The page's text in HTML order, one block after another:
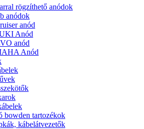
rögzíthető anódok
anódok
anód
Anód
anód
Anód
bowden tartozékok
kábelátvezetők